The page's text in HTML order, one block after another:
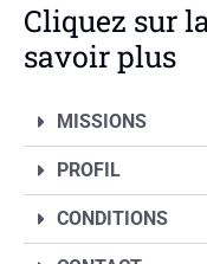
Cliquez sur
savoir plus
MISSIONS
PROFIL
CONDITIONS